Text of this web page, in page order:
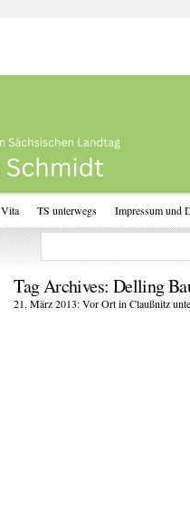
Vita TS unterwegs Impressum und
Tag Archives: Delling
21. März 2013: Vor Ort in Claußnitz